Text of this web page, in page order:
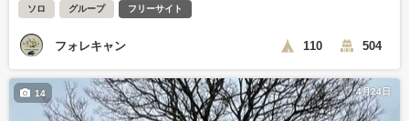
ソロ グループ フリーサイト
フォレキャン 110 504
4月24日
14